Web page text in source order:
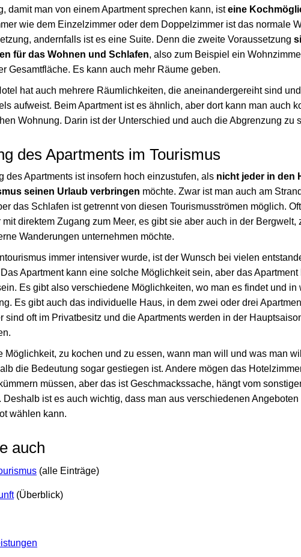
damit man von einem Apartment sprechen kann, isteine
wie dem Einzelzimmer oder dem Doppelzimmer ist das normale
andernfalls ist es eine Suite. Denn die zweite Voraussetzung
für das Wohnen und Schlafen, also zum Beispiel ein
Gesamtfläche. Es kann auch mehr Räume geben.
hat auch mehrere Räumlichkeiten, die aneinandergereiht sind
aufweist. Beim Apartment ist es ähnlich, aber dort kann man auch
Wohnung. Darin ist der Unterschied und auch die Abgrenzung zu
des Apartments im Tourismus
des Apartments ist insofern hoch einzustufen, als nicht jeder in den
seinen Urlaub verbringen möchte. Zwar ist man auch am
das Schlafen ist getrennt von diesen Tourismusströmen möglich.
mit direktem Zugang zum Meer, es gibt sie aber auch in der Bergwelt,
Wanderungen unternehmen möchte.
immer intensiver wurde, ist der Wunsch bei vielen
Apartment kann eine solche Möglichkeit sein, aber das
Es gibt also verschiedene Möglichkeiten, wo man es findet und in
Es gibt auch das individuelle Haus, in dem zwei oder drei
sind oft im Privatbesitz und die Apartments werden in der
Möglichkeit, zu kochen und zu essen, wann man will und was man
die Bedeutung sogar gestiegen ist. Andere mögen das
müssen, aber das ist Geschmackssache, hängt vom
Deshalb ist es auch wichtig, dass man aus verschiedenen Angeboten
wählen kann.
auch
(alle Einträge)
(Überblick)